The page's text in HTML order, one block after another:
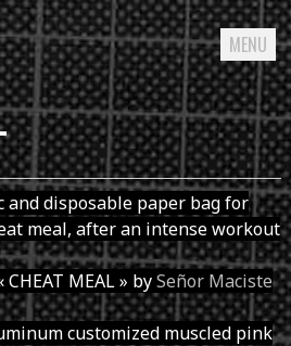
MENU
disposable paper bag for
meal, after an intense workout
CHEAT MEAL » bySeñor Maciste
customized muscled pink